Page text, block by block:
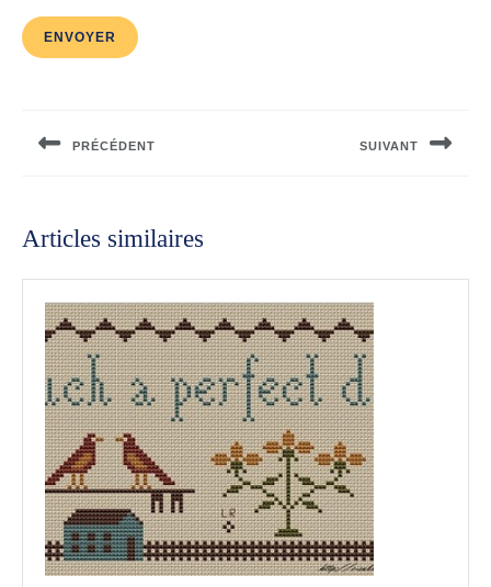
l’articlePRÉCÉDENT SUIVANT
Articles similaires